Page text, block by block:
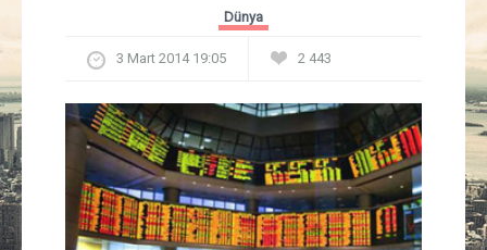
Güney Azərbaycan
Mədəniyyət
Dünya
3 Mart 2014 19:05 2 443